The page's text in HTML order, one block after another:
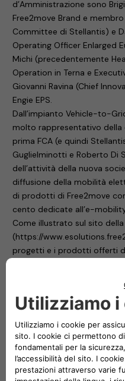
d’Amministrazione sono
Free2move Brand e
Committee di Stellantis) e
Operating Officer Enlarged
Michi (precedentemente
Operation in Terna e
Giovanni Ravina (Chief
Engie EPS.
Dall’impianto Vehicle-to-
molto rappresentativo della
prima FCA (e quindi
Guglielminotti e Roberto Di
dell’attività della nuova
diffusione della mobilità
di prodotti di Free2move
cento dedicate all’e-
Come illustrato sul sito
(https://
progetti e i prodotti offerti
uso privato – alla
intelligente, flessibile e
semplice e da remoto
La ePublic è perfetta per
pubblici e semi-pubblici,
rapida e servizi V2G ad